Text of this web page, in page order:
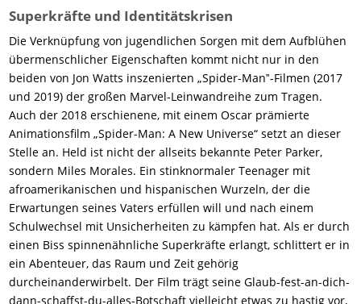
Superkräfte und Identitätskrisen
Die Verknüpfung von jugendlichen Sorgen mit dem Aufblühen
übermenschlicher Eigenschaften kommt nicht nur in den
beiden von Jon Watts inszenierten „Spider-Man‟-Filmen (2017
und 2019) der großen Marvel-Leinwandreihe zum Tragen.
Auch der 2018 erschienene, mit einem Oscar prämierte
Animationsfilm „Spider-Man: A New Universe“ setzt an dieser
Stelle an. Held ist nicht der allseits bekannte Peter Parker,
sondern Miles Morales. Ein stinknormaler Teenager mit
afroamerikanischen und hispanischen Wurzeln, der die
Erwartungen seines Vaters erfüllen will und nach einem
Schulwechsel mit Unsicherheiten zu kämpfen hat. Als er durch
einen Biss spinnenähnliche Superkräfte erlangt, schlittert er in
ein Abenteuer, das Raum und Zeit gehörig
durcheinanderwirbelt. Der Film trägt seine Glaub-fest-an-dich-
dann-schaffst-du-alles-Botschaft vielleicht etwas zu hastig vor,